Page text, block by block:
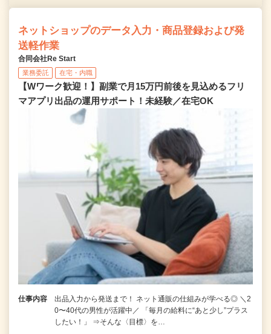
ネットショップのデータ入力・商品登録および発
送軽作業
合同会社Re Start
業務委託 在宅・内職
【Wワーク歓迎！】副業で月15万円前後を見込めるフリ
マアプリ出品の運用サポート！未経験／在宅OK
仕事内容
出品入力から発送まで！ ネット通販の仕組みが学べる◎ ＼2
0〜40代の男性が活躍中／ 「毎月の給料に“あと少し”プラス
したい！」 ⇒そんな〈目標〉を…